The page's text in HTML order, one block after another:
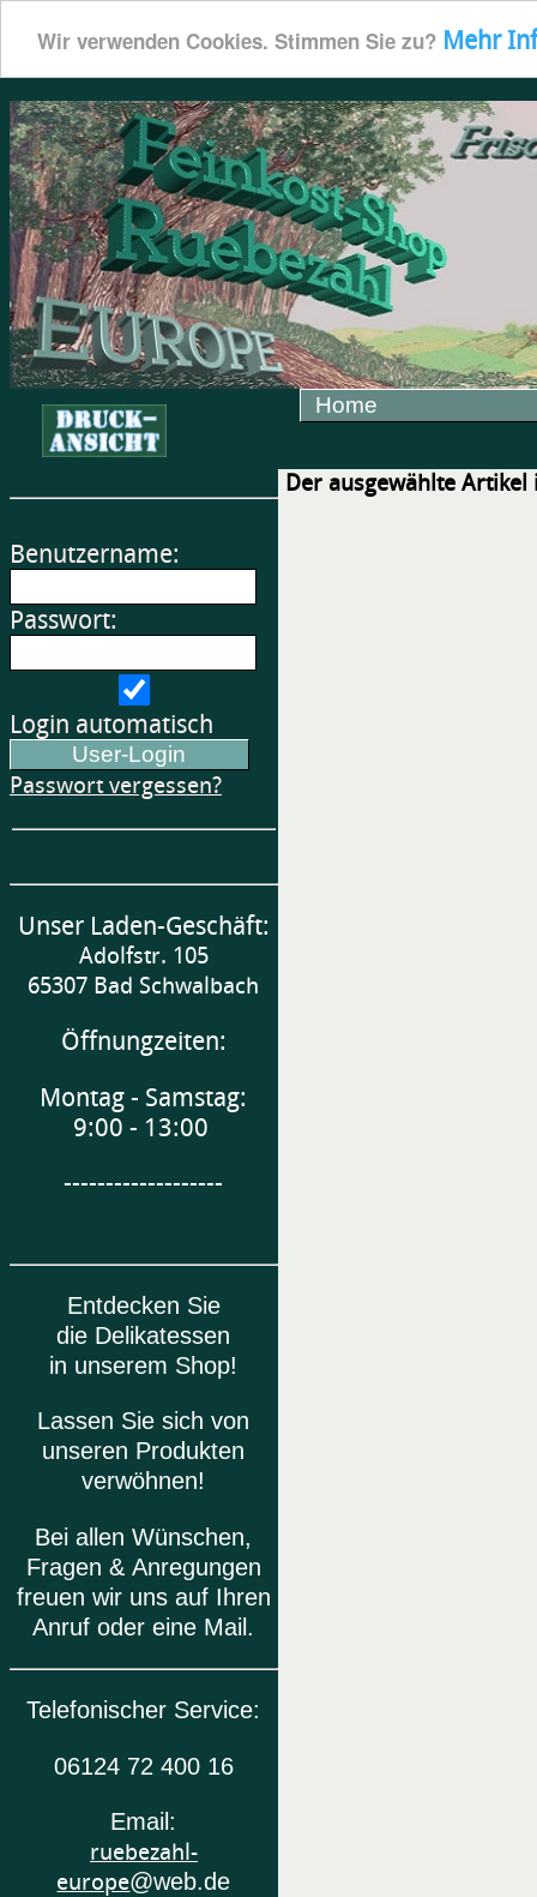
Wir verwenden Cookies. Stimmen Sie zu? Mehr
Home
Benutzername:
Passwort:
Login automatisch
Passwort vergessen?
Unser Laden-Geschäft:
Adolfstr. 105
65307 Bad Schwalbach
Öffnungzeiten:
Montag - Samstag:
9:00 - 13:00
-------------------
Entdecken Sie
die Delikatessen
in unserem Shop!
Lassen Sie sich von
unseren Produkten
verwöhnen!
Bei allen Wünschen,
Fragen & Anregungen
freuen wir uns auf Ihren
Anruf oder eine Mail.
Telefonischer Service:
06124 72 400 16
Email:
ruebezahl-
europe@web.de
Der ausgewählte